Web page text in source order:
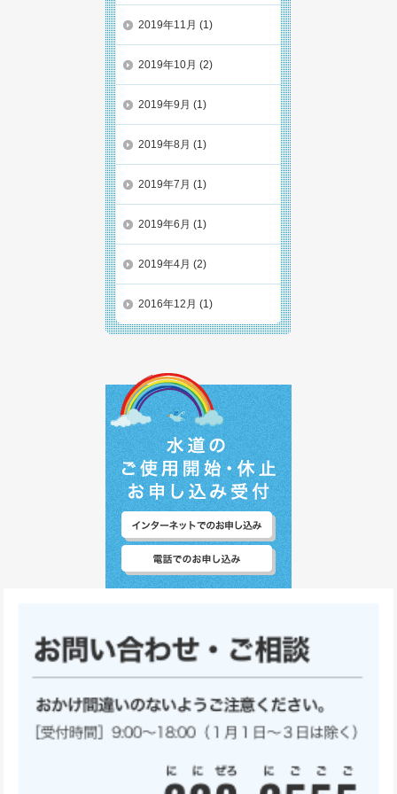
2019年11月 (1)
2019年10月 (2)
2019年9月 (1)
2019年8月 (1)
2019年7月 (1)
2019年6月 (1)
2019年4月 (2)
2016年12月 (1)